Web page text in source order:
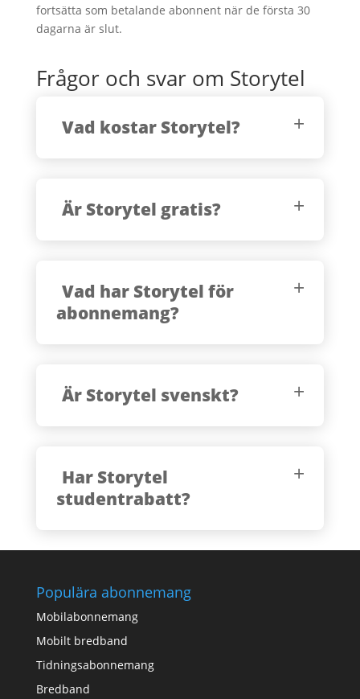
fortsätta som betalande abonnent när de första 30
dagarna är slut.
Frågor och svar om Storytel
Vad kostar Storytel?
Är Storytel gratis?
Vad har Storytel för
abonnemang?
Är Storytel svenskt?
Har Storytel
studentrabatt?
Populära abonnemang
Mobilabonnemang
Mobilt bredband
Tidningsabonnemang
Bredband